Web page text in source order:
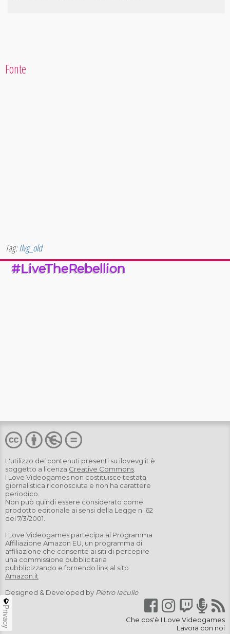
Fonte
Tag:Ilvg_old
#LiveTheRebellion
L'utilizzo dei contenuti presenti su ilovevg.it è
soggetto a licenza Creative Commons
I Love Videogames non costituisce testata
giornalistica riconosciuta e non ha carattere
periodico.
Non può quindi essere considerato come
prodotto editoriale ai sensi della Legge n. 62
del 7/3/2001.
I Love Videogames partecipa al Programma
Affiliazione Amazon EU, un programma di
affiliazione che consente ai siti di percepire
una commissione pubblicitaria
pubblicizzando e fornendo link al sito
Amazon.it
Designed & Developed by Pietro Iacullo
Che cos'è I Love Videogames
Lavora con noi
Privacy